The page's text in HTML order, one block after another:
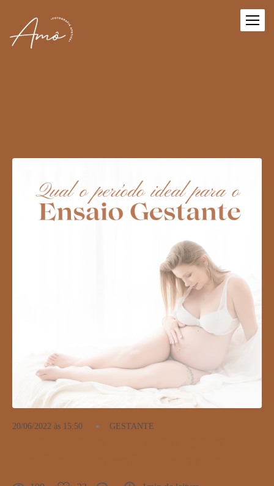
20/06/2022 às 15:50 GESTANTE